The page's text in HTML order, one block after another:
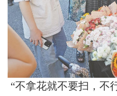
“不拿花就不要扫，不